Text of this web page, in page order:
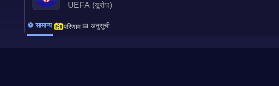
UEFA (यूरोप)
⚽ सामान्य परिणाम 📅 अनुसूची